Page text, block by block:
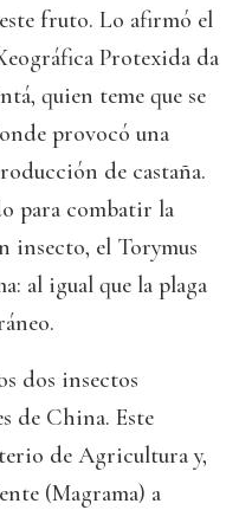
fruto. Lo afirmó el
Protexida da
quien teme que se
provocó una
de castaña.
para combatir la
insecto, el Torymus
al igual que la plaga
dos insectos
de China. Este
de Agricultura y,
(Magrama) a